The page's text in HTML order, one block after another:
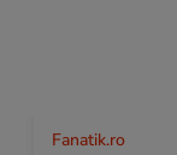
Fanatik.ro